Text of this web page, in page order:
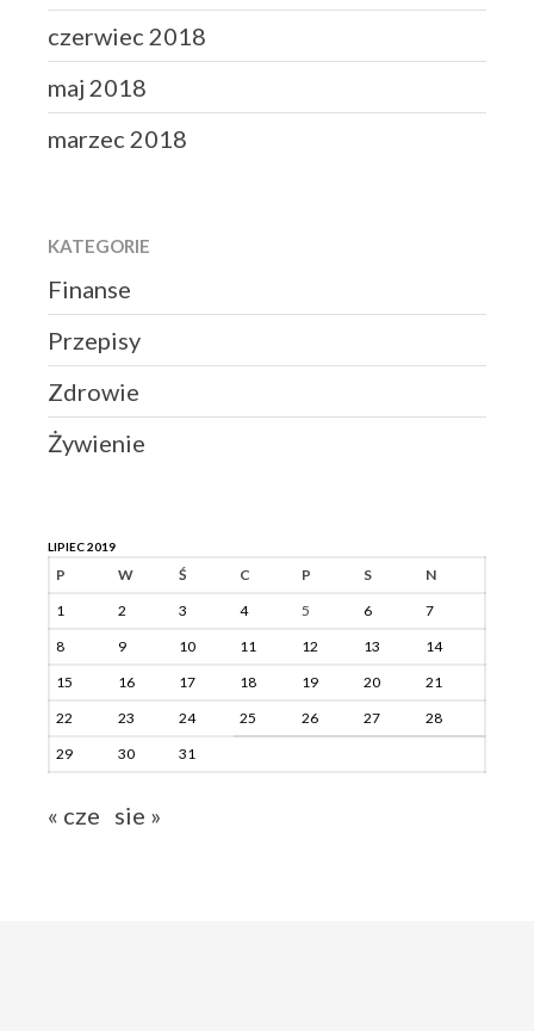
czerwiec 2018
maj 2018
marzec 2018
KATEGORIE
Finanse
Przepisy
Zdrowie
Żywienie
LIPIEC 2019
P W Ś C P S
N
1
2 3 4 5 6
7
8
9 10 11 12 13
14
15
16 17 18 19 20
21
22
23 24 25 26 27
28
29
30 31
« cze sie »